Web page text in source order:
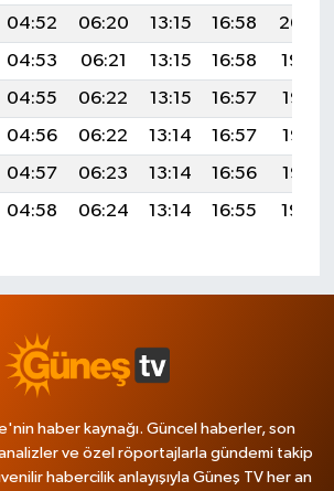
04:52 06:20 13:15 16:58
20:00
04:53 06:21 13:15 16:58
19:59
04:55 06:22 13:15 16:57
19:58
04:56 06:22 13:14 16:57
19:56
04:57 06:23 13:14 16:56
19:55
04:58 06:24 13:14 16:55 19:54
haber kaynağı. Güncel haberler, son
ve özel röportajlarla gündemi takip
habercilik anlayışıyla Güneş TV her an